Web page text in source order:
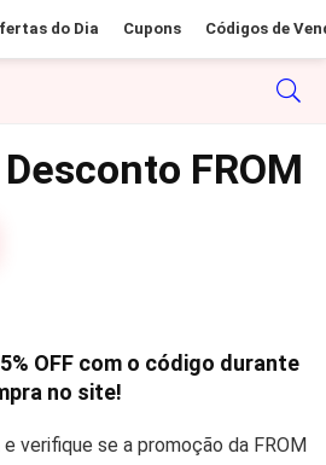
do Dia Cupons Códigos de
FROM
5% OFFcom o código durante
no site!
verifique se a promoção da FROM